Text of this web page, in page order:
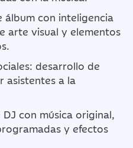
álbum con inteligencia
arte visual y elementos
desarrollo de
asistentes a la
con música original,
y efectos